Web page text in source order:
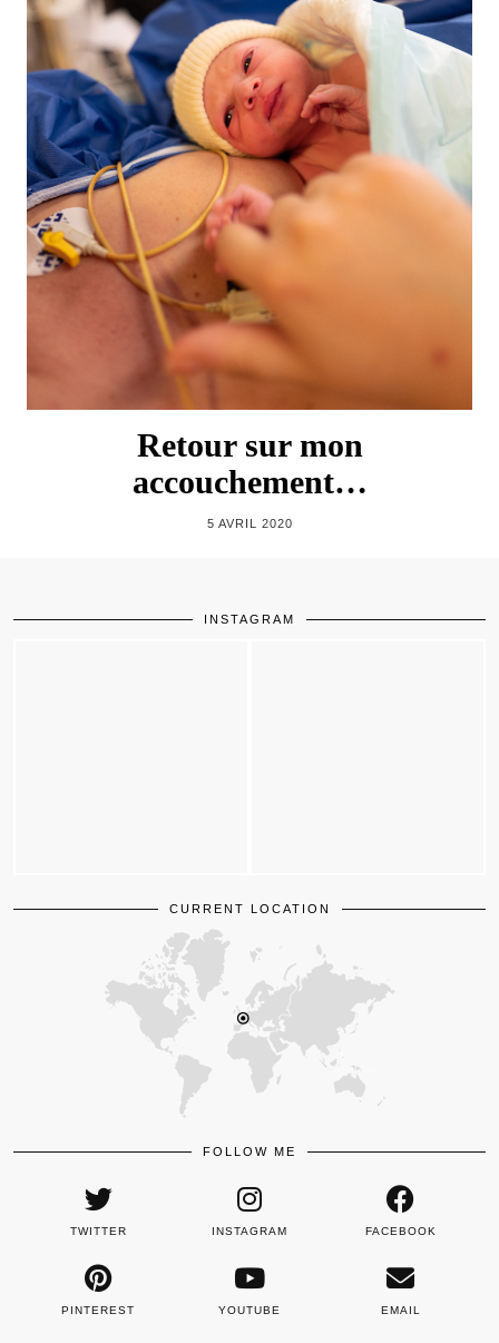
Retour sur mon
accouchement…
5 AVRIL 2020
INSTAGRAM
CURRENT LOCATION
FOLLOW ME
TWITTER INSTAGRAM FACEBOOK
PINTEREST YOUTUBE EMAIL